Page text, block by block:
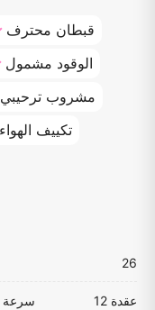
قبطان محترف
الوقود مشمول
مشروب ترحيبي
تكييف الهواء
26
سرعة 12 عقدة